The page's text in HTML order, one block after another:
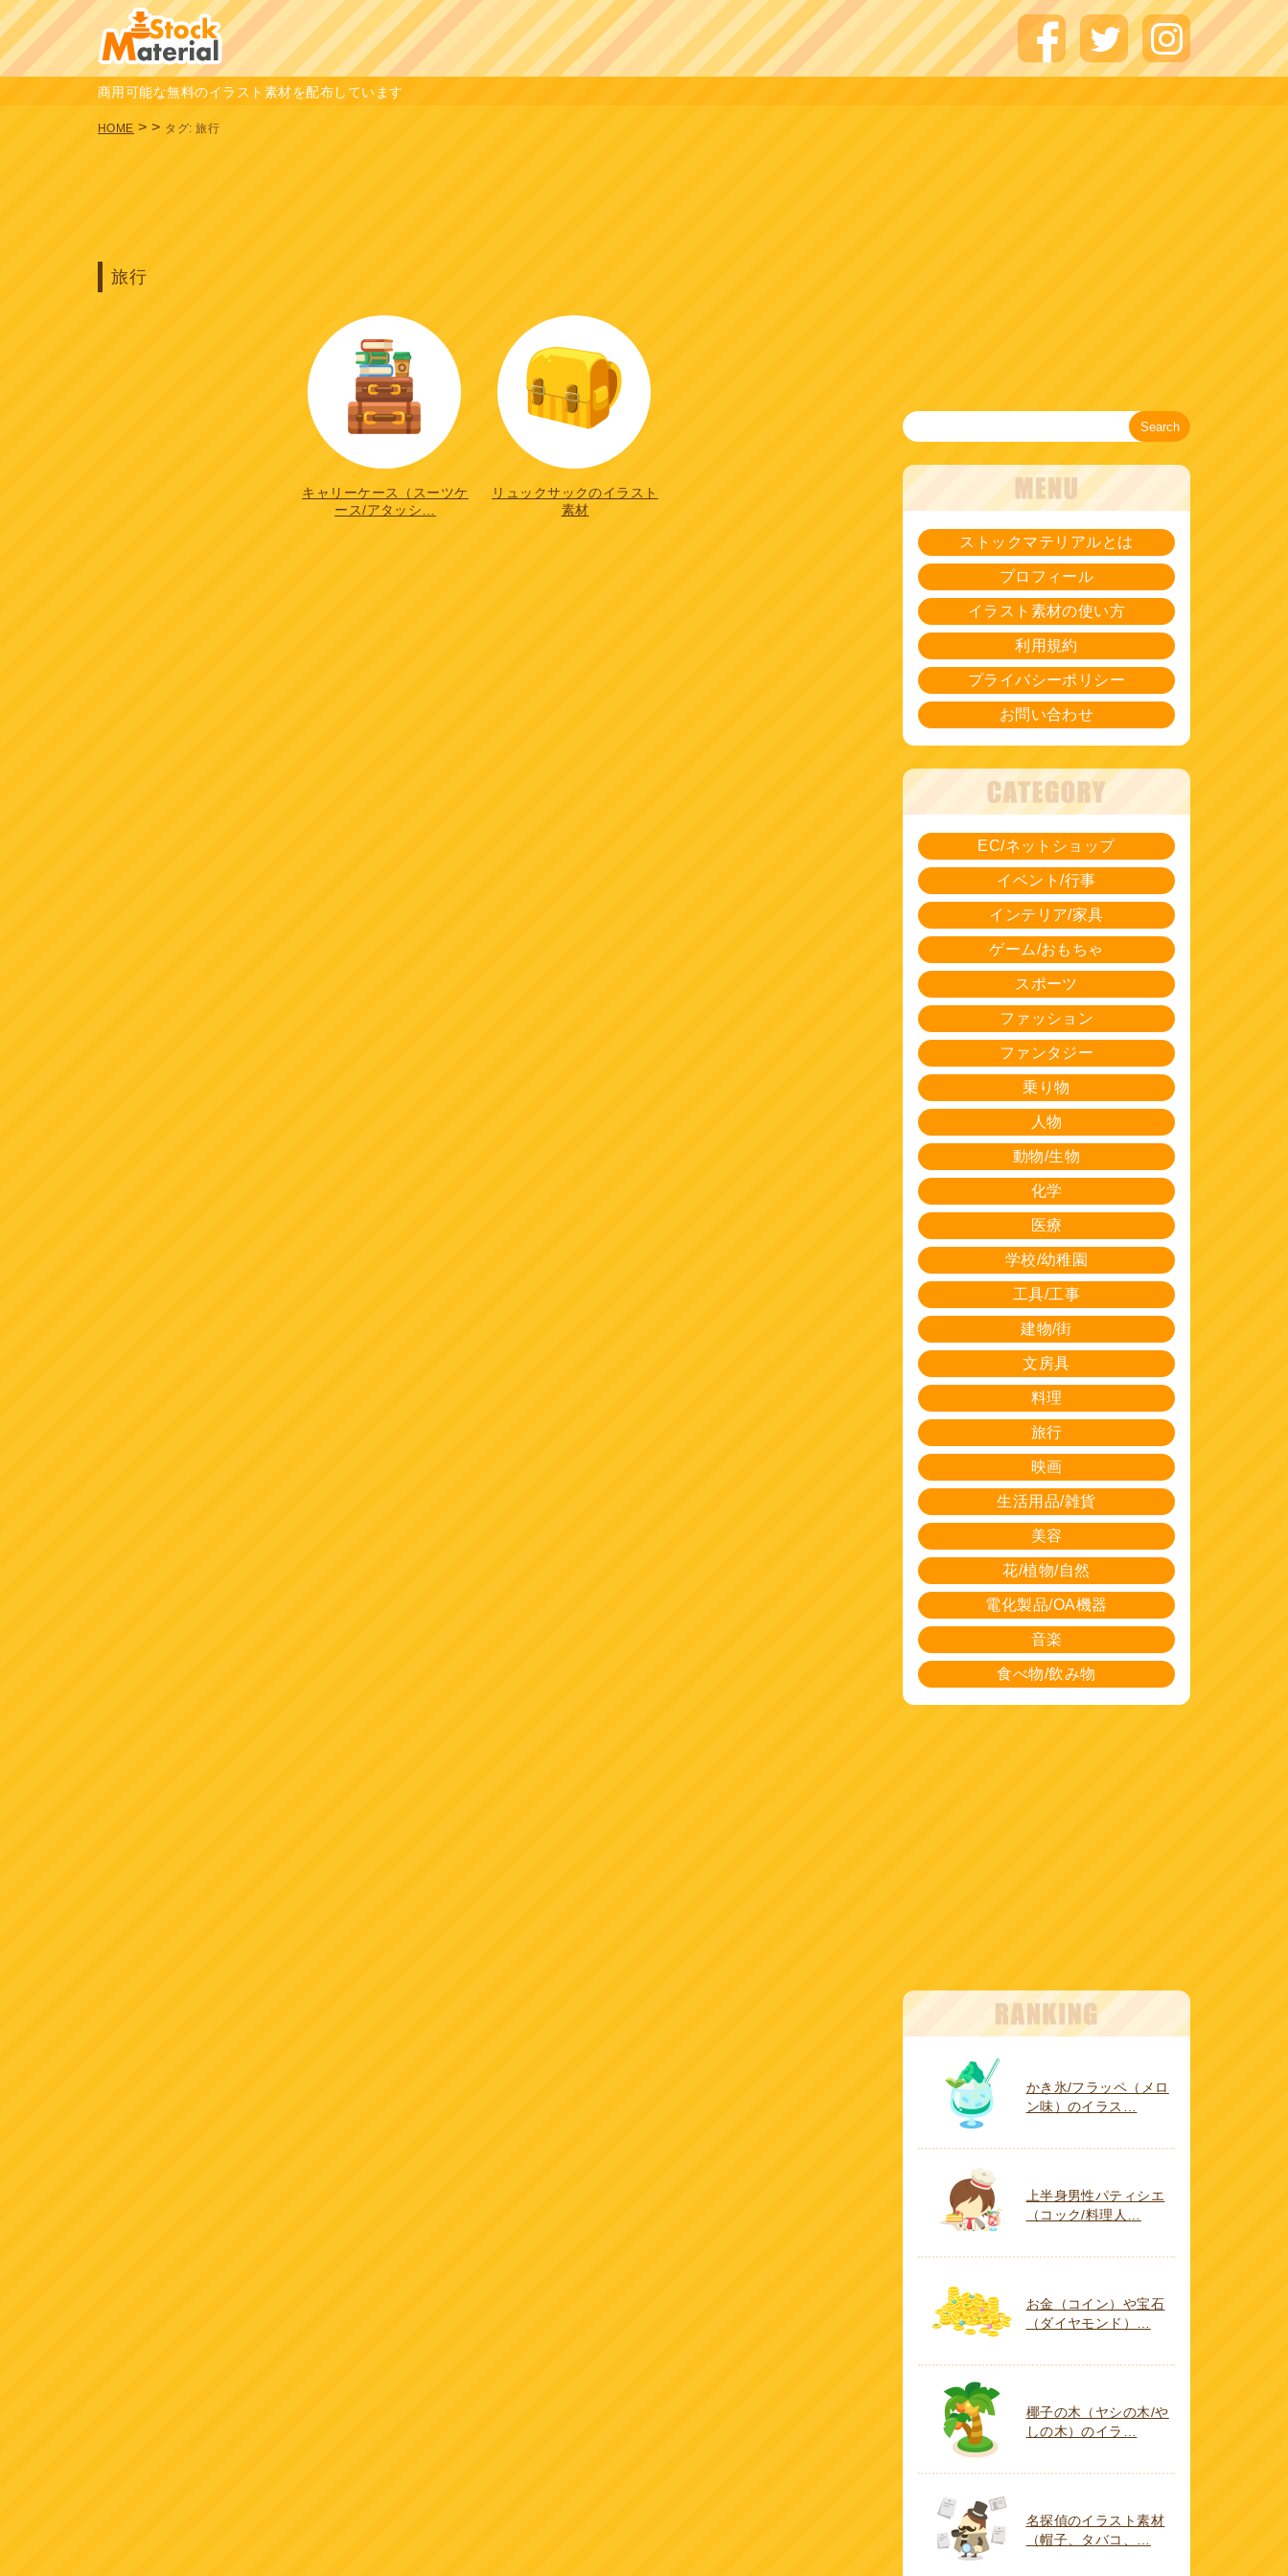
商用可能な無料のイラスト素材を配布しています
HOME >> タグ:旅行
旅行
キャリーケース（スーツケ
ース/アタッシ…
リュックサックのイラスト
素材
Search
ストックマテリアルとは
プロフィール
イラスト素材の使い方
利用規約
プライバシーポリシー
お問い合わせ
EC/ネットショップ
イベント/行事
インテリア/家具
ゲーム/おもちゃ
スポーツ
ファッション
ファンタジー
乗り物
人物
動物/生物
化学
医療
学校/幼稚園
工具/工事
建物/街
文房具
料理
旅行
映画
生活用品/雑貨
美容
花/植物/自然
電化製品/OA機器
音楽
食べ物/飲み物
かき氷/フラッペ（メロ
ン味）のイラス…
上半身男性パティシエ
（コック/料理人…
お金（コイン）や宝石
（ダイヤモンド）…
椰子の木（ヤシの木/や
しの木）のイラ…
名探偵のイラスト素材
（帽子、タバコ、…